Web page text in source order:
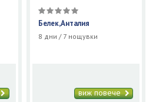
Белек,Анталия
8 дни / 7 нощувки
виж повече